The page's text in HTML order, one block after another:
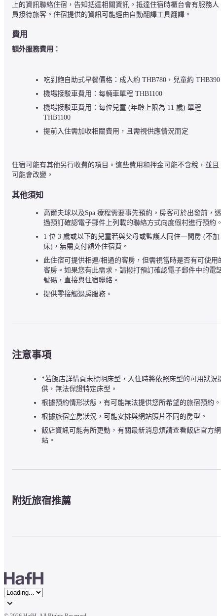
上的資訊聯絡住宿，告知抵達相關資訊。抵達住宿時櫃台會有服務人
員接待旅客。住宿提供的資訊可能經由自動翻譯工具翻譯。
費用
額外服務費用：
吃到飽自助式早餐價格：成人約 THB780，兒童約 THB390
機場接駁車費用：每輛車單程 THB1100
機場接駁車費用：每位兒童 (年齡上限為 11 歲) 單程
THB1100
提前入住需加收相關費用，且需視供應情況而定
住宿可能有其他另行收費的項目。這些費用和押金可能不含稅，並且
可能會改變。
其他須知
高爾夫球以及Spa 療程需要事先預約。房客可於出發前，透
過預訂確認電子郵件上列載的聯絡方式向度假村進行預約
1 位 3 歲或以下的兒童若與父母或監護人同住一間房 (不加
床)，無需支付額外住宿費。
此住宿可提供相連/相通的客房，但需視當時是否有可使用
客房。如果您有此需求，請撥打預訂確認電子郵件中的電
號碼，直接與住宿聯絡。
提供零接觸退房服務。
注意事項
*若飯店詳情頁未標明床型，入住時將依照床型的可用狀況
供，無法保證特定床型。
根據預約情形狀態，有可能無法提供您所希望的旅宿預約。
根據旅宿空房狀況，可能安排與網站照片不同的房型。
飯店資訊可能有所更動，有關最新消息煩請查看飯店官方網
站。
附近旅宿推薦